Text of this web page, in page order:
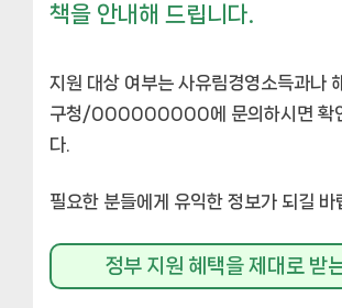
책을 안내해 드립니다.
지원 대상 여부는 사유림경영소득과나
구청/000000000에 문의하시면 확인
다.
필요한 분들에게 유익한 정보가 되길 바
정부 지원 혜택을 제대로 받